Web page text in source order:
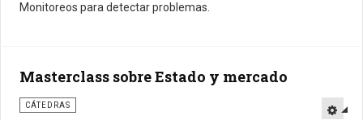
Monitoreos para detectar problemas.
Masterclass sobre Estado y mercado
CÁTEDRAS